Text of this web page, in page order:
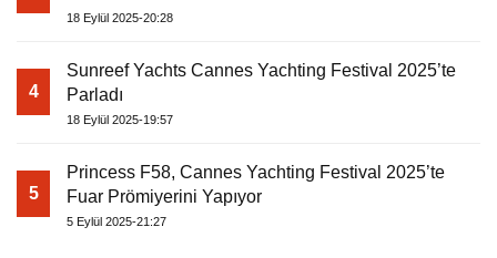
18 Eylül 2025-20:28
4
Sunreef Yachts Cannes Yachting Festival 2025’te
Parladı
18 Eylül 2025-19:57
5
Princess F58, Cannes Yachting Festival 2025’te
Fuar Prömiyerini Yapıyor
5 Eylül 2025-21:27